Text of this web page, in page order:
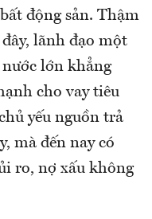
động sản. Thậm
lãnh đạo một
lớn khẳng
cho vay tiêu
yếu nguồn trả
mà đến nay có
ro, nợ xấu không